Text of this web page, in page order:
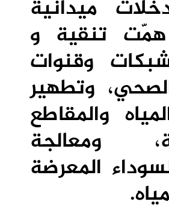
ميدانية
همّت تنقية و
وقنوات
وتطهير
والمقاطع
ومعالجة
المعرضة